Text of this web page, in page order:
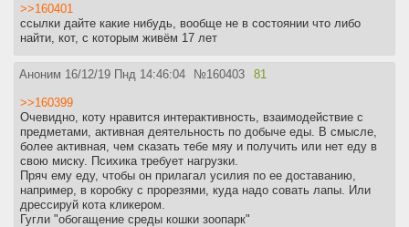
>>160401
ссылки дайте какие нибудь, вообще не в состоянии что либо
найти, кот, с которым живём 17 лет
Аноним 16/12/19 Пнд 14:46:04 №160403 81
>>160399
Очевидно, коту нравится интерактивность, взаимодействие с
предметами, активная деятельность по добыче еды. В смысле,
более активная, чем сказать тебе мяу и получить или нет еду в
свою миску. Психика требует нагрузки.
Пряч ему еду, чтобы он прилагал усилия по ее доставанию,
например, в коробку с прорезями, куда надо совать лапы. Или
дрессируй кота кликером.
Гугли "обогащение среды кошки зоопарк"